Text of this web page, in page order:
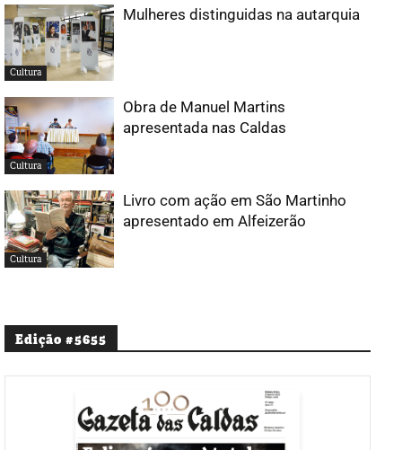
Cultura
Mulheres distinguidas na autarquia
Cultura
Obra de Manuel Martins
apresentada nas Caldas
Cultura
Livro com ação em São Martinho
apresentado em Alfeizerão
Edição #5655